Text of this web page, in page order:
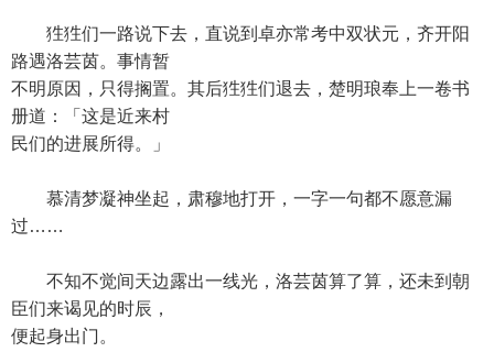
狌狌们一路说下去，直说到卓亦常考中双状元，齐开阳
路遇洛芸茵。事情暂
不明原因，只得搁置。其后狌狌们退去，楚明琅奉上一卷书
册道：「这是近来村
民们的进展所得。」
慕清梦凝神坐起，肃穆地打开，一字一句都不愿意漏
过……
不知不觉间天边露出一线光，洛芸茵算了算，还未到朝
臣们来谒见的时辰，
便起身出门。